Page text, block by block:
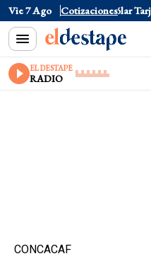
Vie 7 Ago Cotizaciones
Oficial $1520 Dólar Tarjeta
EL DESTAPE
RADIO
CONCACAF